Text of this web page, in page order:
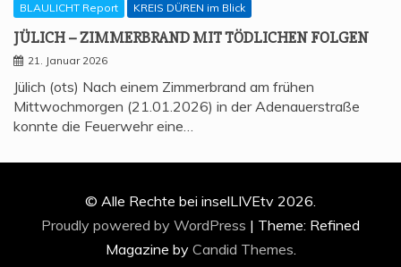
BLAULICHT Report KREIS DÜREN im Blick
JÜLICH – ZIM­MER­BRAND MIT TÖD­LI­CHEN FOLGEN
21. Januar 2026
Jülich (ots) Nach einem Zimmerbrand am frühen
Mittwochmorgen (21.01.2026) in der Adenauerstraße
konnte die Feuerwehr eine…
© Alle Rechte bei inselLIVEtv 2026.
Proudly powered by WordPress | Theme: Refined
Magazine by Candid Themes.